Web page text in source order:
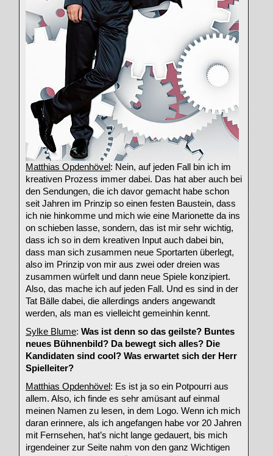
Matthias Opdenhövel : Nein, auf jeden Fall bin ich im
kreativen Prozess immer dabei. Das hat aber auch bei
den Sendungen, die ich davor gemacht habe schon
seit Jahren im Prinzip so einen festen Baustein, dass
ich nie hinkomme und mich wie eine Marionette da ins
on schieben lasse, sondern, das ist mir sehr wichtig,
dass ich so in dem kreativen Input auch dabei bin,
dass man sich zusammen neue Sportarten überlegt,
also im Prinzip von mir aus zwei oder dreien was
zusammen würfelt und dann neue Spiele konzipiert.
Also, das mache ich auf jeden Fall. Und es sind in der
Tat Bälle dabei, die allerdings anders angewandt
werden, als man es vielleicht gemeinhin kennt.
Sylke Blume: Was ist denn so das geilste? Buntes
neues Bühnenbild? Da bewegt sich alles? Die
Kandidaten sind cool? Was erwartet sich der Herr
Spielleiter?
Matthias Opdenhövel : Es ist ja so ein Potpourri aus
allem. Also, ich finde es sehr amüsant auf einmal
meinen Namen zu lesen, in dem Logo. Wenn ich mich
daran erinnere, als ich angefangen habe vor 20 Jahren
mit Fernsehen, hat’s nicht lange gedauert, bis mich
irgendeiner zur Seite nahm von den ganz Wichtigen